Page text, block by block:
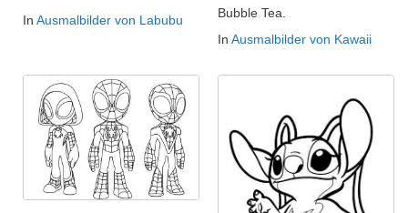
In Ausmalbilder von Labubu
Bubble Tea.
In Ausmalbilder von Kawaii